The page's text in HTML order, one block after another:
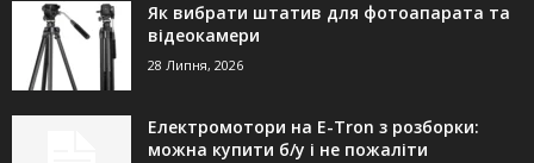
Як вибрати штатив для фотоапарата та
відеокамери
28 Липня, 2026
Електромотори на E-Tron з розборки:
можна купити б/у і не пожаліти